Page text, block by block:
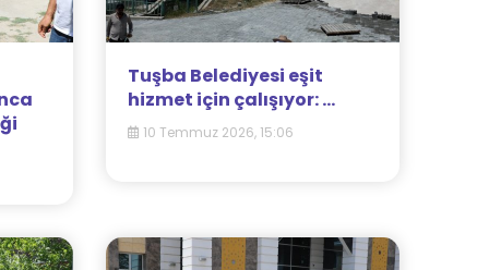
Tuşba Belediyesi eşit
hizmet için çalışıyor: ...
10 Temmuz 2026, 15:06